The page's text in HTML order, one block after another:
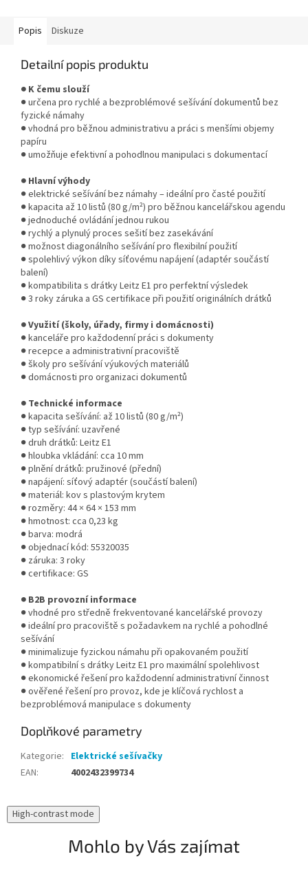
Popis Diskuze
Detailní popis produktu
● K čemu slouží
● určena pro rychlé a bezproblémové sešívání dokumentů bez
fyzické námahy
● vhodná pro běžnou administrativu a práci s menšími objemy
papíru
● umožňuje efektivní a pohodlnou manipulaci s dokumentací
● Hlavní výhody
● elektrické sešívání bez námahy – ideální pro časté použití
● kapacita až 10 listů (80 g/m²) pro běžnou kancelářskou agendu
● jednoduché ovládání jednou rukou
● rychlý a plynulý proces sešití bez zasekávání
● možnost diagonálního sešívání pro flexibilní použití
● spolehlivý výkon díky síťovému napájení (adaptér součástí
balení)
● kompatibilita s drátky Leitz E1 pro perfektní výsledek
● 3 roky záruka a GS certifikace při použití originálních drátků
● Využití (školy, úřady, firmy i domácnosti)
● kanceláře pro každodenní práci s dokumenty
● recepce a administrativní pracoviště
● školy pro sešívání výukových materiálů
● domácnosti pro organizaci dokumentů
● Technické informace
● kapacita sešívání: až 10 listů (80 g/m²)
● typ sešívání: uzavřené
● druh drátků: Leitz E1
● hloubka vkládání: cca 10 mm
● plnění drátků: pružinové (přední)
● napájení: síťový adaptér (součástí balení)
● materiál: kov s plastovým krytem
● rozměry: 44 × 64 × 153 mm
● hmotnost: cca 0,23 kg
● barva: modrá
● objednací kód: 55320035
● záruka: 3 roky
● certifikace: GS
● B2B provozní informace
● vhodné pro středně frekventované kancelářské provozy
● ideální pro pracoviště s požadavkem na rychlé a pohodlné
sešívání
● minimalizuje fyzickou námahu při opakovaném použití
● kompatibilní s drátky Leitz E1 pro maximální spolehlivost
● ekonomické řešení pro každodenní administrativní činnost
● ověřené řešení pro provoz, kde je klíčová rychlost a
bezproblémová manipulace s dokumenty
Doplňkové parametry
Kategorie: Elektrické sešívačky
EAN: 4002432399734
High-contrast mode
Mohlo by Vás zajímat